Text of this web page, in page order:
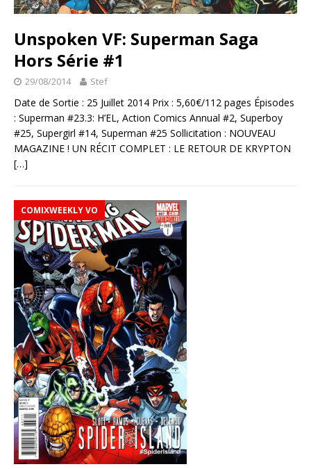
Unspoken VF: Superman Saga
Hors Série #1
29/08/2014 Stef
Date de Sortie : 25 Juillet 2014 Prix : 5,60€/112 pages Épisodes
: Superman #23.3: H’EL, Action Comics Annual #2, Superboy
#25, Supergirl #14, Superman #25 Sollicitation : NOUVEAU
MAGAZINE ! UN RÉCIT COMPLET : LE RETOUR DE KRYPTON
[…]
COMIXWEEKLY VO